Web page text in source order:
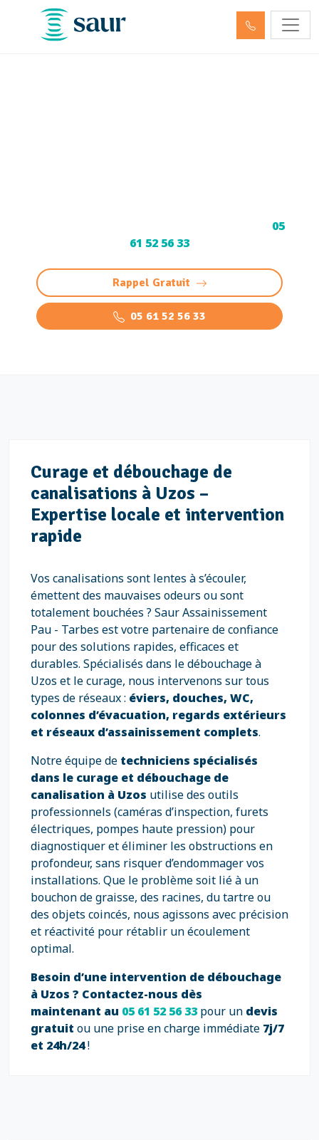
05
61 52 56 33
Rappel Gratuit
05 61 52 56 33
Curage et débouchage de
canalisations à Uzos –
Expertise locale et intervention
rapide
Vos canalisations sont lentes à s’écouler,
émettent des mauvaises odeurs ou sont
totalement bouchées ? Saur Assainissement
Pau - Tarbes est votre partenaire de confiance
pour des solutions rapides, efficaces et
durables. Spécialisés dans le débouchage à
Uzos et le curage, nous intervenons sur tous
types de réseaux : éviers, douches, WC,
colonnes d’évacuation, regards extérieurs
et réseaux d’assainissement complets.
Notre équipe de techniciens spécialisés
dans le curage et débouchage de
canalisation à Uzos utilise des outils
professionnels (caméras d’inspection, furets
électriques, pompes haute pression) pour
diagnostiquer et éliminer les obstructions en
profondeur, sans risquer d’endommager vos
installations. Que le problème soit lié à un
bouchon de graisse, des racines, du tartre ou
des objets coincés, nous agissons avec précision
et réactivité pour rétablir un écoulement
optimal.
Besoin d’une intervention de débouchage
à Uzos ? Contactez-nous dès
maintenant au 05 61 52 56 33 pour un devis
gratuit ou une prise en charge immédiate 7j/7
et 24h/24!